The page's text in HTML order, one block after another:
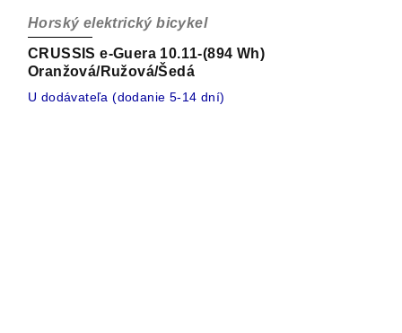
CRUSSIS e-Guera 10.11-(894 Wh)
Oranžová/Ružová/Šedá
Horský elektrický bicykel
U dodávateľa (dodanie 5-14 dní)